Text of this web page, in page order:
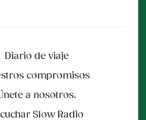
Diario de viaje
compromisos
a nosotros.
Slow Radio